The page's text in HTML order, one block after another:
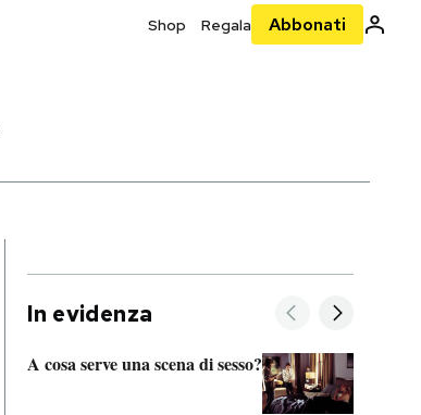
Shop Regala Abbonati
In evidenza
A cosa serve una scena di sesso?